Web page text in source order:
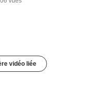
vidéo liée